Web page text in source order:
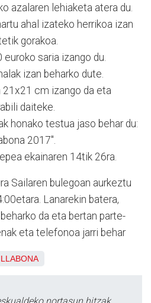
azalaren lehiaketa atera du.
ahal izateko herrikoa izan
gorakoa.
euroko saria izango du.
izan beharko dute.
cm izango da eta
daiteke.
honako testua jaso behar du:
2017".
ekainaren 14tik 26ra.
Sailaren bulegoan aurkeztu
Lanarekin batera,
da eta bertan parte-
eta telefonoa jarri behar